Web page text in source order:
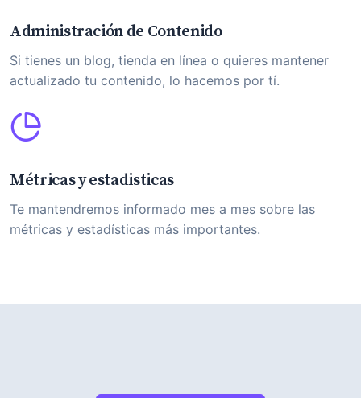
Administración de Contenido
Si tienes un blog, tienda en línea o quieres mantener
actualizado tu contenido, lo hacemos por tí.
Métricas y estadisticas
Te mantendremos informado mes a mes sobre las
métricas y estadísticas más importantes.